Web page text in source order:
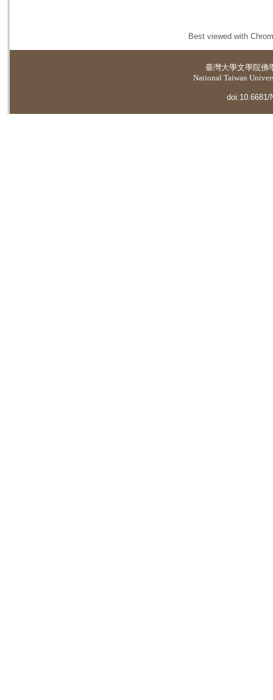
Best viewed with
臺灣大學文學院佛
National Taiwan
doi:10.6681/